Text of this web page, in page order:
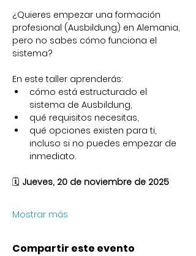
¿Quieres empezar una formación
profesional (Ausbildung) en Alemania,
pero no sabes cómo funciona el
sistema?
En este taller aprenderás:
cómo está estructurado el
sistema de Ausbildung,
qué requisitos necesitas,
qué opciones existen para ti,
incluso si no puedes empezar de
inmediato.
🗓 Jueves, 20 de noviembre de 2025
Mostrar más
Compartir este evento